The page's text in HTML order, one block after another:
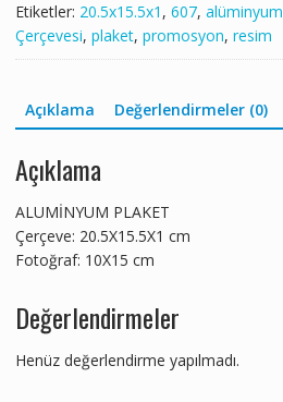
Etiketler: 20.5x15.5x1 , 607, alüminyum
Çerçevesi, plaket, promosyon, resim
Açıklama Değerlendirmeler (0)
Açıklama
ALUMİNYUM PLAKET
Çerçeve: 20.5X15.5X1 cm
Fotoğraf: 10X15 cm
Değerlendirmeler
Henüz değerlendirme yapılmadı.